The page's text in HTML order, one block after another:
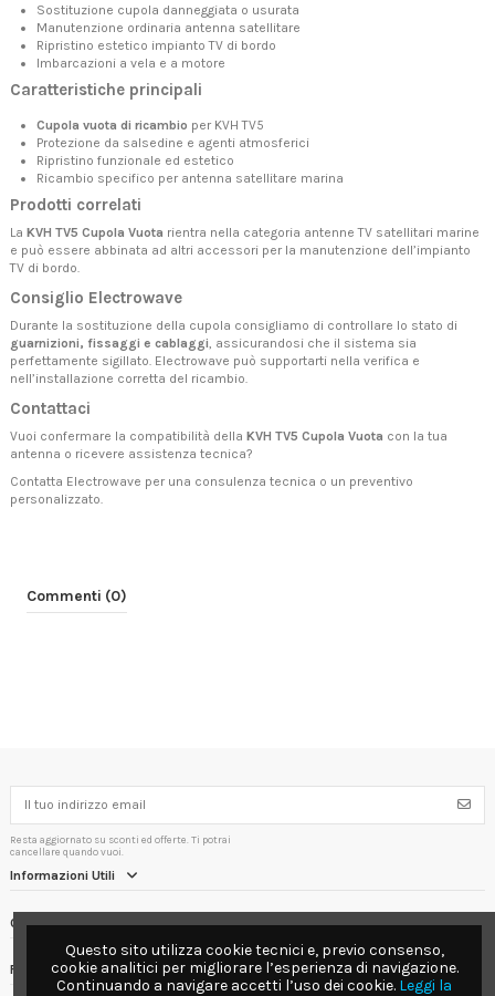
Sostituzione cupola danneggiata o usurata
Manutenzione ordinaria antenna satellitare
Ripristino estetico impianto TV di bordo
Imbarcazioni a vela e a motore
Caratteristiche principali
Cupola vuota di ricambio per KVH TV5
Protezione da salsedine e agenti atmosferici
Ripristino funzionale ed estetico
Ricambio specifico per antenna satellitare marina
Prodotti correlati
La KVH TV5 Cupola Vuota rientra nella categoria antenne TV satellitari marine
e può essere abbinata ad altri accessori per la manutenzione dell’impianto
TV di bordo.
Consiglio Electrowave
Durante la sostituzione della cupola consigliamo di controllare lo stato di
guarnizioni, fissaggi e cablaggi, assicurandosi che il sistema sia
perfettamente sigillato. Electrowave può supportarti nella verifica e
nell’installazione corretta del ricambio.
Contattaci
Vuoi confermare la compatibilità della KVH TV5 Cupola Vuota con la tua
antenna o ricevere assistenza tecnica?
Contatta Electrowave per una consulenza tecnica o un preventivo
personalizzato.
Commenti (0)
Resta aggiornato su sconti ed offerte. Ti potrai
cancellare quando vuoi.
Informazioni Utili
Contact us
Follow us
Questo sito utilizza cookie tecnici e, previo consenso,
cookie analitici per migliorare l’esperienza di navigazione.
Continuando a navigare accetti l’uso dei cookie. Leggi la